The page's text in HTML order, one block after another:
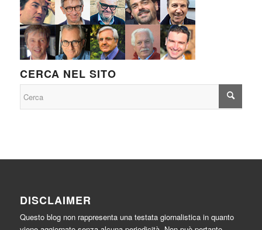
CERCA NEL SITO
DISCLAIMER
Questo blog non rappresenta una testata giornalistica in quanto